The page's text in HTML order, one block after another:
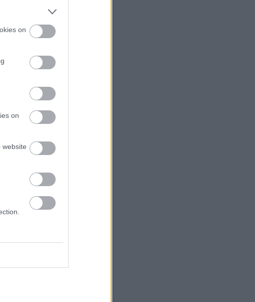
on
on
website
12 13 14
18
19 20 21
26 27 28
Archívum
2026 július (79
2026 június
83)
2026 május (49
2026 március
(38
2026 február
46
2025 november
2025 október
40
2025 szeptember
Feedek
RSS 2.0
bejegyzések
kommentek